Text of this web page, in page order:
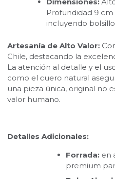
Profundidad 9
incluyendo
Artesanía de Alto Valor:
Chile, destacando la
La atención al detalle y el
como el cuero natural
una pieza única, original no
valor humano.
Detalles Adicionales:
Forrada: en
premium